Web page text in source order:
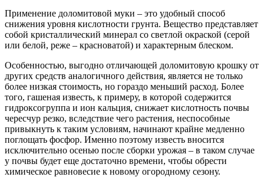
Применение доломитовой муки – это удобный способ
снижения уровня кислотности грунта. Вещество представляет
собой кристаллический минерал со светлой окраской (серой
или белой, реже – красноватой) и характерным блеском.
Особенностью, выгодно отличающей доломитовую крошку от
других средств аналогичного действия, является не только
более низкая стоимость, но гораздо меньший расход. Более
того, гашеная известь, к примеру, в которой содержится
гидроксогруппа и ион кальция, снижает кислотность почвы
чересчур резко, вследствие чего растения, неспособные
привыкнуть к таким условиям, начинают крайне медленно
поглощать фосфор. Именно поэтому известь вносится
исключительно осенью после сборки урожая – в таком случае
у почвы будет еще достаточно времени, чтобы обрести
химическое равновесие к новому огородному сезону.